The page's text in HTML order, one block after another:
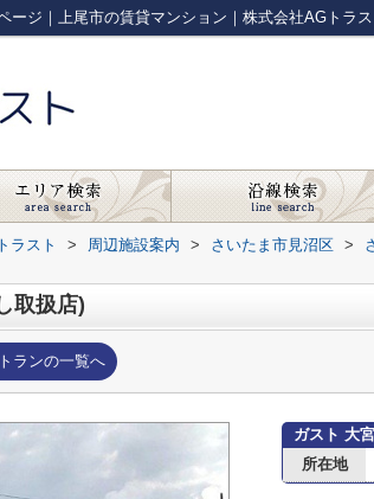
ージ｜上尾市の賃貸マンション｜株式会社AGトラス
ラスト > 周辺施設案内 > さいたま市見沼区 >
取扱店)
ランの一覧へ
ガスト 大
所在地